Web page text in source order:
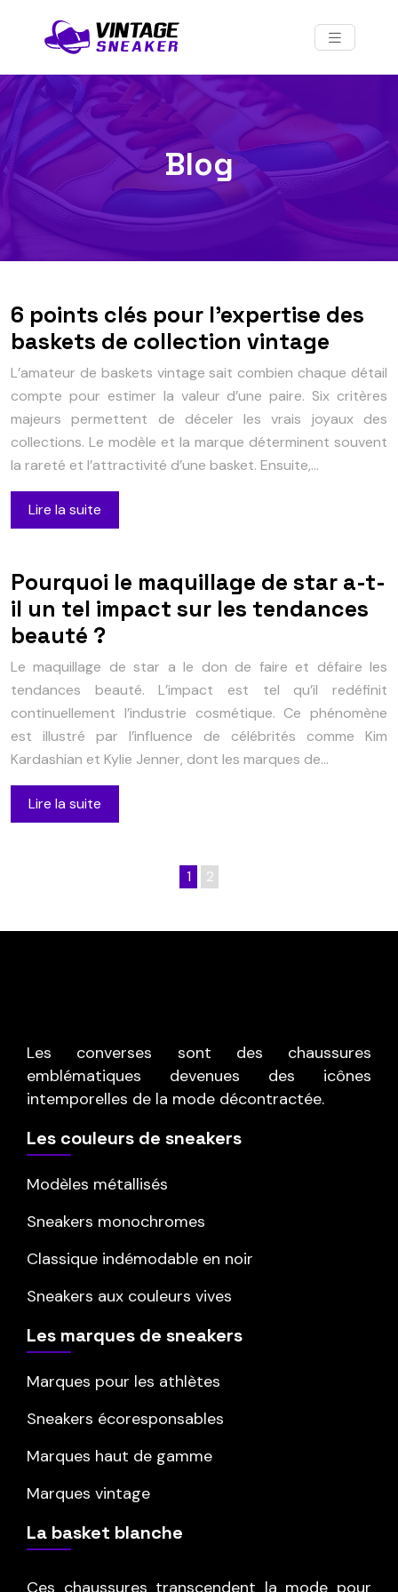
Blog
6 points clés pour l’expertise des
baskets de collection vintage
L’amateur de baskets vintage sait combien chaque détail
compte pour estimer la valeur d’une paire. Six critères
majeurs permettent de déceler les vrais joyaux des
collections. Le modèle et la marque déterminent souvent
la rareté et l’attractivité d’une basket. Ensuite,…
Lire la suite
Pourquoi le maquillage de star a-t-
il un tel impact sur les tendances
beauté ?
Le maquillage de star a le don de faire et défaire les
tendances beauté. L’impact est tel qu’il redéfinit
continuellement l’industrie cosmétique. Ce phénomène
est illustré par l’influence de célébrités comme Kim
Kardashian et Kylie Jenner, dont les marques de…
Lire la suite
1 2
Les converses sont des chaussures
emblématiques devenues des icônes
intemporelles de la mode décontractée.
Les couleurs de sneakers
Modèles métallisés
Sneakers monochromes
Classique indémodable en noir
Sneakers aux couleurs vives
Les marques de sneakers
Marques pour les athlètes
Sneakers écoresponsables
Marques haut de gamme
Marques vintage
La basket blanche